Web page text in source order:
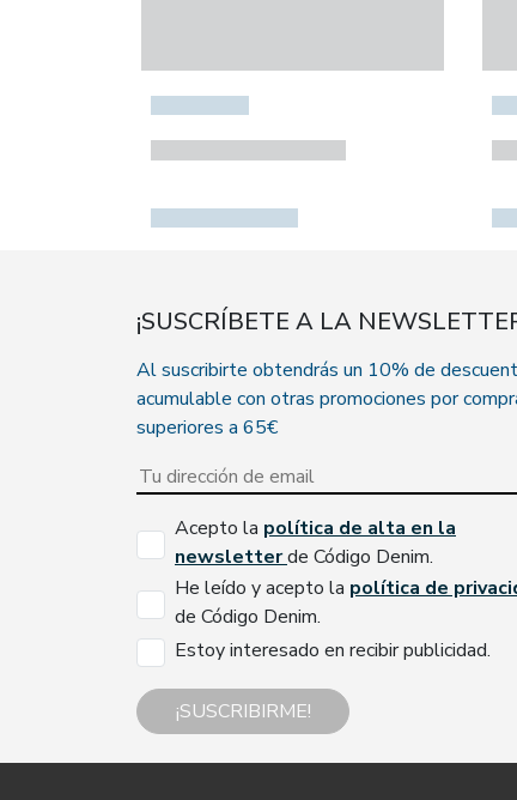
¡SUSCRÍBETE A LA
Al suscribirte obtendrás un 10% de
acumulable con otras promociones por
superiores a 65€
Acepto la política de alta en la
newsletterde Código Denim.
He leído y acepto la política de
de Código Denim.
Estoy interesado en recibir publicidad.
¡SUSCRIBIRME!